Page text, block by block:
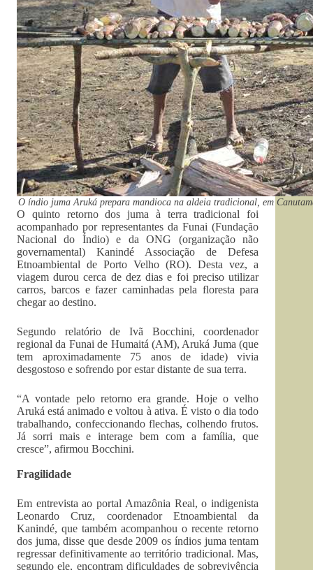
O índio juma Aruká prepara mandioca na aldeia tradicional, em
O quinto retorno dos juma à terra tradicional foi
acompanhado por representantes da Funai (Fundação
Nacional do Índio) e da ONG (organização não
governamental) Kanindé Associação de Defesa
Etnoambiental de Porto Velho (RO). Desta vez, a
viagem durou cerca de dez dias e foi preciso utilizar
carros, barcos e fazer caminhadas pela floresta para
chegar ao destino.
Segundo relatório de Ivã Bocchini, coordenador
regional da Funai de Humaitá (AM), Aruká Juma (que
tem aproximadamente 75 anos de idade) vivia
desgostoso e sofrendo por estar distante de sua terra.
“A vontade pelo retorno era grande. Hoje o velho
Aruká está animado e voltou à ativa. É visto o dia todo
trabalhando, confeccionando flechas, colhendo frutos.
Já sorri mais e interage bem com a família, que
cresce”, afirmou Bocchini.
Fragilidade
Em entrevista ao portal Amazônia Real, o indigenista
Leonardo Cruz, coordenador Etnoambiental da
Kanindé, que também acompanhou o recente retorno
dos juma, disse que desde 2009 os índios juma tentam
regressar definitivamente ao território tradicional. Mas,
segundo ele, encontram dificuldades de sobrevivência